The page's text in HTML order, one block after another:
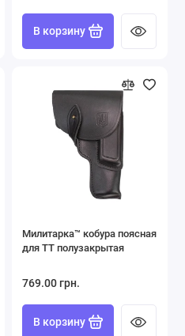
В корзину
Милитарка™ кобура поясная
для ТТ полузакрытая
769.00 грн.
В корзину